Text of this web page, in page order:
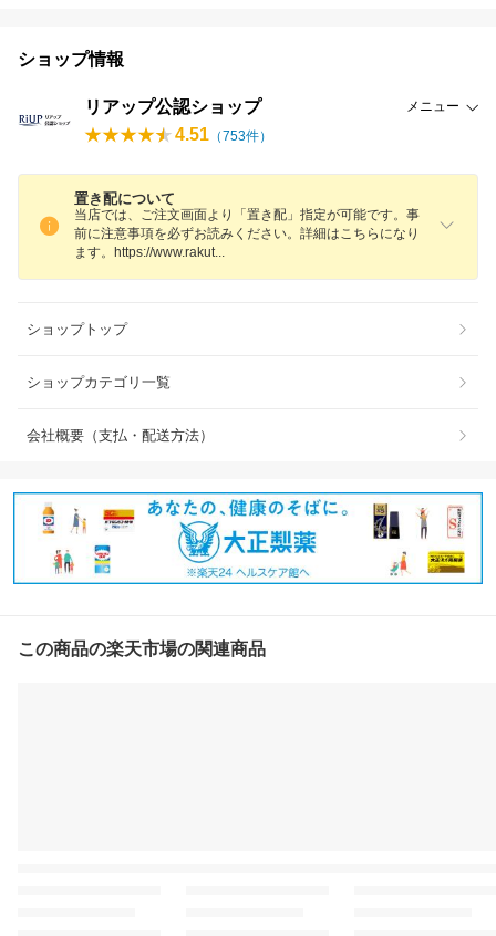
ショップ情報
リアップ公認ショップ メニュー
4.51 （753件）
置き配について
当店では、ご注文画面より「置き配」指定が可能です。事
前に注意事項を必ずお読みください。詳細はこちらになり
ます。https://www.rakut
ショップトップ
ショップカテゴリ一覧
会社概要（支払・配送方法）
この商品の楽天市場の関連商品